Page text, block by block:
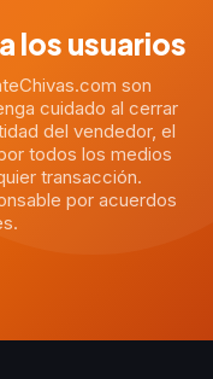
los usuarios
son
cuidado al cerrar
del vendedor, el
todos los medios
transacción.
por acuerdos